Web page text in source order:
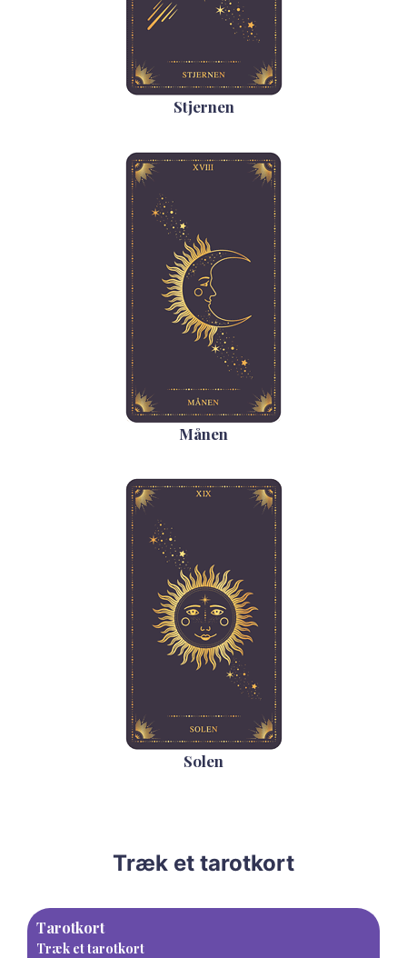
Stjernen
Månen
Solen
Træk et tarotkort
Tarotkort
Træk et tarotkort